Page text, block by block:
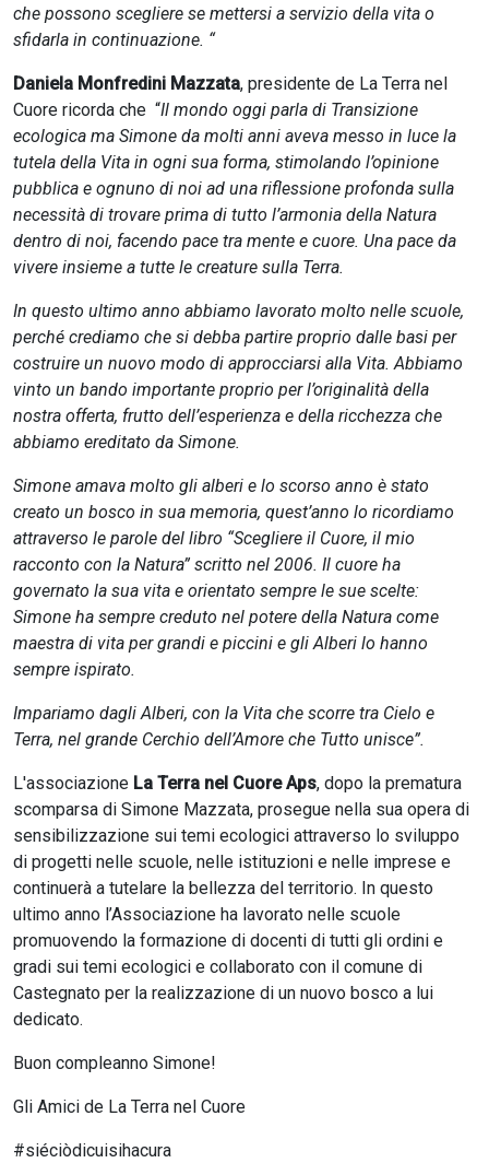
che possono scegliere se mettersi a servizio della vita o
sfidarla in continuazione. “
Daniela Monfredini Mazzata, presidente de La Terra nel
Cuore ricorda che “Il mondo oggi parla di Transizione
ecologica ma Simone da molti anni aveva messo in luce la
tutela della Vita in ogni sua forma, stimolando l’opinione
pubblica e ognuno di noi ad una riflessione profonda sulla
necessità di trovare prima di tutto l’armonia della Natura
dentro di noi, facendo pace tra mente e cuore. Una pace da
vivere insieme a tutte le creature sulla Terra.
In questo ultimo anno abbiamo lavorato molto nelle scuole,
perché crediamo che si debba partire proprio dalle basi per
costruire un nuovo modo di approcciarsi alla Vita. Abbiamo
vinto un bando importante proprio per l’originalità della
nostra offerta, frutto dell’esperienza e della ricchezza che
abbiamo ereditato da Simone.
Simone amava molto gli alberi e lo scorso anno è stato
creato un bosco in sua memoria, quest’anno lo ricordiamo
attraverso le parole del libro “Scegliere il Cuore, il mio
racconto con la Natura” scritto nel 2006. Il cuore ha
governato la sua vita e orientato sempre le sue scelte:
Simone ha sempre creduto nel potere della Natura come
maestra di vita per grandi e piccini e gli Alberi lo hanno
sempre ispirato.
Impariamo dagli Alberi, con la Vita che scorre tra Cielo e
Terra, nel grande Cerchio dell’Amore che Tutto unisce”.
L'associazione La Terra nel Cuore Aps, dopo la prematura
scomparsa di Simone Mazzata, prosegue nella sua opera di
sensibilizzazione sui temi ecologici attraverso lo sviluppo
di progetti nelle scuole, nelle istituzioni e nelle imprese e
continuerà a tutelare la bellezza del territorio. In questo
ultimo anno l’Associazione ha lavorato nelle scuole
promuovendo la formazione di docenti di tutti gli ordini e
gradi sui temi ecologici e collaborato con il comune di
Castegnato per la realizzazione di un nuovo bosco a lui
dedicato.
Buon compleanno Simone!
Gli Amici de La Terra nel Cuore
#siéciòdicuisihacura